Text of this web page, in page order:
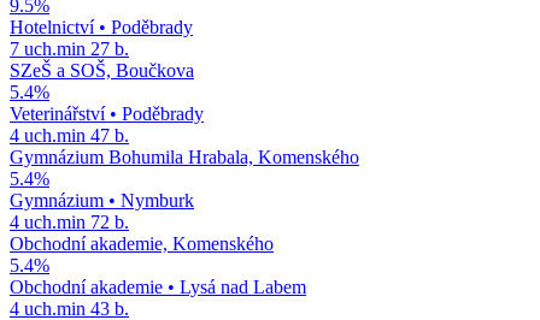
9.5%
Hotelnictví• Poděbrady
7 uch.min 27 b.
SZeŠ a SOŠ, Boučkova
5.4%
Veterinářství• Poděbrady
4 uch.min 47 b.
Gymnázium Bohumila Hrabala, Komenského
5.4%
Gymnázium • Nymburk
4 uch.min 72 b.
Obchodní akademie, Komenského
5.4%
Obchodní akademie • Lysá nad Labem
4 uch.min 43 b.